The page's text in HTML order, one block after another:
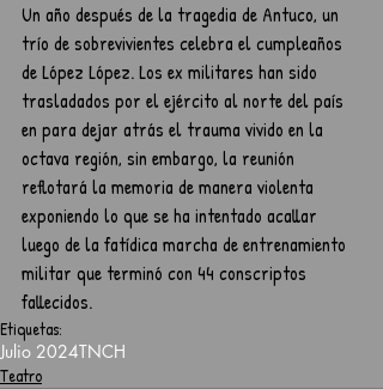
Un año después de la tragedia de Antuco, un
trío de sobrevivientes celebra el cumpleaños
de López López. Los ex militares han sido
trasladados por el ejército al norte del país
en para dejar atrás el trauma vivido en la
octava región, sin embargo, la reunión
reflotará la memoria de manera violenta
exponiendo lo que se ha intentado acallar
luego de la fatídica marcha de entrenamiento
militar que terminó con 44 conscriptos
fallecidos.
Etiquetas:
Julio 2024TNCH
Teatro